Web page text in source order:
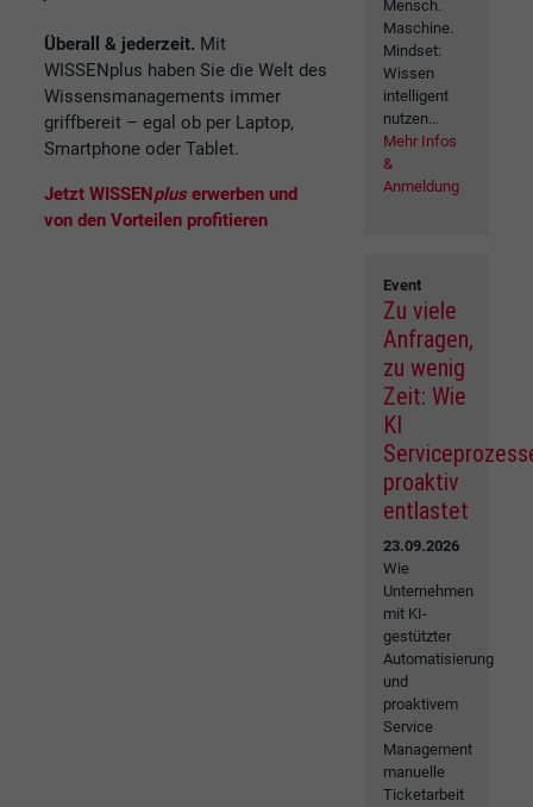
Überall & jederzeit. Mit
WISSENplus haben Sie die Welt des
Wissensmanagements immer
griffbereit – egal ob per Laptop,
Smartphone oder Tablet.
Jetzt WISSENplus erwerben und
von den Vorteilen profitieren
Mensch.
Maschine.
Mindset:
Wissen
intelligent
nutzen...
Mehr Infos
&
Anmeldung
Event
Zu viele
Anfragen,
zu wenig
Zeit: Wie
KI
proaktiv
entlastet
23.09.2026
Wie
Unternehmen
mit KI-
gestützter
Automatisierung
und
proaktivem
Service
Management
manuelle
Ticketarbeit